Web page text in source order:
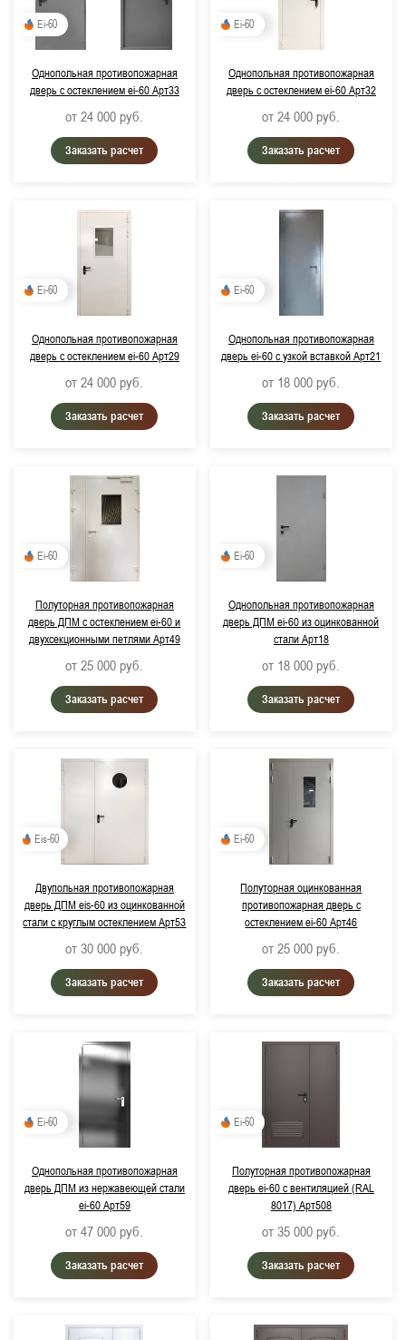
Ei-60
Однопольная противопожарная
дверь с остеклением ei-60 Арт33
от 24 000 руб.
Заказать расчет
Ei-60
Однопольная противопожарная
дверь с остеклением ei-60 Арт32
от 24 000 руб.
Заказать расчет
Ei-60
Однопольная противопожарная
дверь с остеклением ei-60 Арт29
от 24 000 руб.
Заказать расчет
Ei-60
Однопольная противопожарная
дверь ei-60 с узкой вставкой Арт21
от 18 000 руб.
Заказать расчет
Ei-60
Полуторная противопожарная
дверь ДПМ с остеклением ei-60 и
двухсекционными петлями Арт49
от 25 000 руб.
Заказать расчет
Ei-60
Однопольная противопожарная
дверь ДПМ ei-60 из оцинкованной
стали Арт18
от 18 000 руб.
Заказать расчет
Eis-60
Двупольная противопожарная
дверь ДПМ eis-60 из оцинкованной
стали с круглым остеклением Арт53
от 30 000 руб.
Заказать расчет
Ei-60
Полуторная оцинкованная
противопожарная дверь с
остеклением ei-60 Арт46
от 25 000 руб.
Заказать расчет
Ei-60
Однопольная противопожарная
дверь ДПМ из нержавеющей стали
ei-60 Арт59
от 47 000 руб.
Заказать расчет
Ei-60
Полуторная противопожарная
дверь ei-60 с вентиляцией (RAL
8017) Арт508
от 35 000 руб.
Заказать расчет